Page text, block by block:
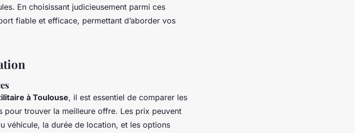
En choisissant judicieusement parmi ces
fiable et efficace, permettant d’aborder vos
à Toulouse, il est essentiel de comparer les
trouver la meilleure offre. Les prix peuvent
véhicule, la durée de location, et les options